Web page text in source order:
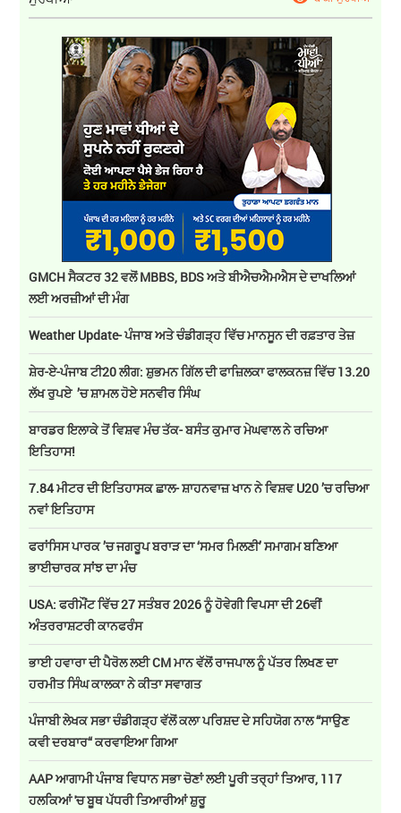
GMCH ਸੈਕਟਰ 32 ਵਲੋਂ MBBS, BDS ਅਤੇ ਬੀਐਚਐਮਐਸ ਦੇ ਦਾਖਲਿਆਂ
ਲਈ ਅਰਜ਼ੀਆਂ ਦੀ ਮੰਗ
Weather Update- ਪੰਜਾਬ ਅਤੇ ਚੰਡੀਗੜ੍ਹ ਵਿੱਚ ਮਾਨਸੂਨ ਦੀ ਰਫ਼ਤਾਰ ਤੇਜ਼
ਸ਼ੇਰ-ਏ-ਪੰਜਾਬ ਟੀ20 ਲੀਗ: ਸ਼ੁਭਮਨ ਗਿੱਲ ਦੀ ਫਾਜ਼ਿਲਕਾ ਫਾਲਕਨਜ਼ ਵਿੱਚ 13.20
ਲੱਖ ਰੁਪਏ ’ਚ ਸ਼ਾਮਲ ਹੋਏ ਸਨਵੀਰ ਸਿੰਘ
ਬਾਰਡਰ ਇਲਾਕੇ ਤੋਂ ਵਿਸ਼ਵ ਮੰਚ ਤੱਕ- ਬਸੰਤ ਕੁਮਾਰ ਮੇਘਵਾਲ ਨੇ ਰਚਿਆ
ਇਤਿਹਾਸ!
7.84 ਮੀਟਰ ਦੀ ਇਤਿਹਾਸਕ ਛਾਲ- ਸ਼ਾਹਨਵਾਜ਼ ਖਾਨ ਨੇ ਵਿਸ਼ਵ U20 ’ਚ ਰਚਿਆ
ਨਵਾਂ ਇਤਿਹਾਸ
ਫਰਾਂਸਿਸ ਪਾਰਕ ’ਚ ਜਗਰੂਪ ਬਰਾੜ ਦਾ ‘ਸਮਰ ਮਿਲਣੀ’ ਸਮਾਗਮ ਬਣਿਆ
ਭਾਈਚਾਰਕ ਸਾਂਝ ਦਾ ਮੰਚ
USA: ਫਰੀਮੌਂਟ ਵਿੱਚ 27 ਸਤੰਬਰ 2026 ਨੂੰ ਹੋਵੇਗੀ ਵਿਪਸਾ ਦੀ 26ਵੀਂ
ਅੰਤਰਰਾਸ਼ਟਰੀ ਕਾਨਫਰੰਸ
ਭਾਈ ਹਵਾਰਾ ਦੀ ਪੈਰੋਲ ਲਈ CM ਮਾਨ ਵੱਲੋਂ ਰਾਜਪਾਲ ਨੂੰ ਪੱਤਰ ਲਿਖਣ ਦਾ
ਹਰਮੀਤ ਸਿੰਘ ਕਾਲਕਾ ਨੇ ਕੀਤਾ ਸਵਾਗਤ
ਪੰਜਾਬੀ ਲੇਖਕ ਸਭਾ ਚੰਡੀਗੜ੍ਹ ਵੱਲੋਂ ਕਲਾ ਪਰਿਸ਼ਦ ਦੇ ਸਹਿਯੋਗ ਨਾਲ “ਸਾਉਣ
ਕਵੀ ਦਰਬਾਰ“ ਕਰਵਾਇਆ ਗਿਆ
AAP ਆਗਾਮੀ ਪੰਜਾਬ ਵਿਧਾਨ ਸਭਾ ਚੋਣਾਂ ਲਈ ਪੂਰੀ ਤਰ੍ਹਾਂ ਤਿਆਰ, 117
ਹਲਕਿਆਂ 'ਚ ਬੂਥ ਪੱਧਰੀ ਤਿਆਰੀਆਂ ਸ਼ੁਰੂ